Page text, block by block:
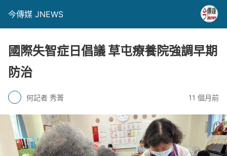
今傳媒 JNEWS
國際失智症日倡議 草屯療養院強調早期
防治
何記者 秀菁 11 個月前